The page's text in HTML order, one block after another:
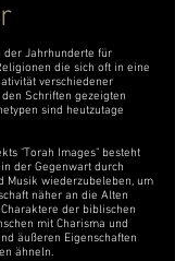
der Jahrhunderte für
die sich oft in eine
verschiedener
Schriften gezeigten
sind heutzutage
"Torah Images" besteht
der Gegenwart durch
Musik wiederzubeleben, um
näher an die Alten
der biblischen
mit Charisma und
äußeren Eigenschaften
ähneln.